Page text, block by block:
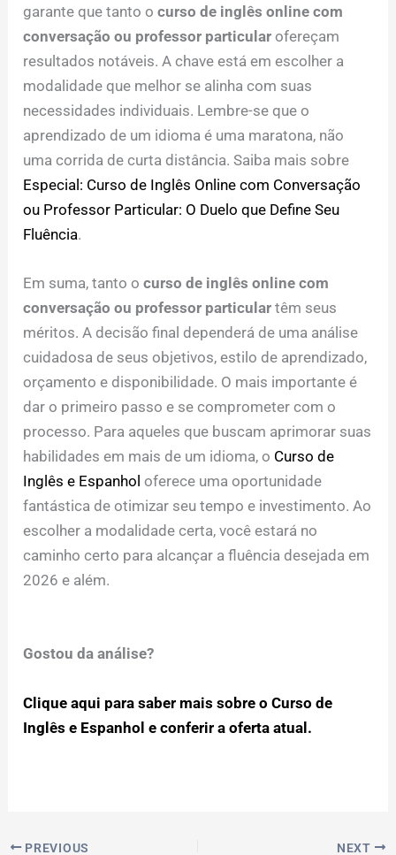
garante que tanto ocurso de inglês online com
conversação ou professor particular ofereçam
resultados notáveis. A chave está em escolher a
modalidade que melhor se alinha com suas
necessidades individuais. Lembre-se que o
aprendizado de um idioma é uma maratona, não
uma corrida de curta distância. Saiba mais sobre
Especial: Curso de Inglês Online com Conversação
ou Professor Particular: O Duelo que Define Seu
Fluência.
Em suma, tanto ocurso de inglês online com
conversação ou professor particular têm seus
méritos. A decisão final dependerá de uma análise
cuidadosa de seus objetivos, estilo de aprendizado,
orçamento e disponibilidade. O mais importante é
dar o primeiro passo e se comprometer com o
processo. Para aqueles que buscam aprimorar suas
habilidades em mais de um idioma, o Curso de
Inglês e Espanhol oferece uma oportunidade
fantástica de otimizar seu tempo e investimento. Ao
escolher a modalidade certa, você estará no
caminho certo para alcançar a fluência desejada em
2026 e além.
Gostou da análise?
Clique aqui para saber mais sobre o Curso de
Inglês e Espanhol e conferir a oferta atual.
PREVIOUS NEXT